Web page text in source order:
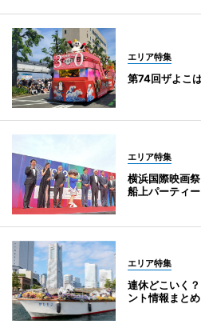
エリア特集
第74回ザよこ
エリア特集
横浜国際映画
船上パーティー
エリア特集
連休どこいく
ント情報まと